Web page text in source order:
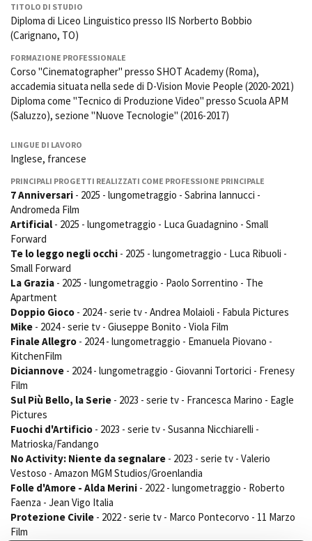
Sostenibilità ambientale
SERVIZI
Servizi generali
Location scouting
Spazi nella sede FCTP
Sala Casting
FILM FUNDS
Piemonte Film Tv Fund
Piemonte Film Tv
Development Fund
Piemonte Doc Film Fund
Short Film Fund
PRODUCTION GUIDE
Società di produzione
Strutture di servizio
Professionisti
Attrici-Attori
Beginners
LOCATION GUIDE
FILM DATABASE
BOOK DATABASE
NEWS
CASTING
FESTIVAL, MARKETS,
Berlinale Internationalen
Filmfestspiele Berlin
Festival de Cannes
Biografilm Festival - Bio to B
Cinematografica Venezia
Toronto International Film
Festa del Cinema di Roma
David di Donatello
Nastri d’Argento
STRUMENTI
Location - Accedi al tuo
Location - Nuovo utente
Lavora con noi
Stage - Tirocini - Scuola e
Lavoro
Elenco Operatori Economici
per affidamento lavori in
economia
TITOLO DI STUDIO
Diploma di Liceo Linguistico presso IIS Norberto Bobbio
(Carignano, TO)
FORMAZIONE PROFESSIONALE
Corso "Cinematographer" presso SHOT Academy (Roma),
accademia situata nella sede di D-Vision Movie People (2020-2021)
Diploma come "Tecnico di Produzione Video" presso Scuola APM
(Saluzzo), sezione "Nuove Tecnologie" (2016-2017)
LINGUE DI LAVORO
Inglese, francese
PRINCIPALI PROGETTI REALIZZATI COME PROFESSIONE PRINCIPALE
7 Anniversari - 2025 - lungometraggio - Sabrina Iannucci -
Andromeda Film
Artificial - 2025 - lungometraggio - Luca Guadagnino - Small
Forward
Te lo leggo negli occhi - 2025 - lungometraggio - Luca Ribuoli -
Small Forward
La Grazia - 2025 - lungometraggio - Paolo Sorrentino - The
Apartment
Doppio Gioco - 2024 - serie tv - Andrea Molaioli - Fabula Pictures
Mike - 2024 - serie tv - Giuseppe Bonito - Viola Film
Finale Allegro - 2024 - lungometraggio - Emanuela Piovano -
KitchenFilm
Diciannove - 2024 - lungometraggio - Giovanni Tortorici - Frenesy
Film
Sul Più Bello, la Serie - 2023 - serie tv - Francesca Marino - Eagle
Pictures
Fuochi d'Artificio - 2023 - serie tv - Susanna Nicchiarelli -
Matrioska/Fandango
No Activity: Niente da segnalare - 2023 - serie tv - Valerio
Vestoso - Amazon MGM Studios/Groenlandia
Folle d'Amore - Alda Merini - 2022 - lungometraggio - Roberto
Faenza - Jean Vigo Italia
Protezione Civile - 2022 - serie tv - Marco Pontecorvo - 11 Marzo
Film